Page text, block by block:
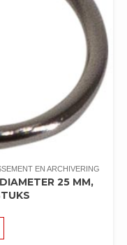
EN ARCHIVERING
25 MM,